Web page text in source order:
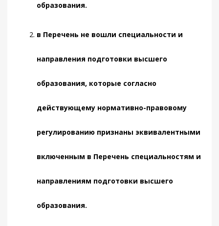
образования.
в Перечень не вошли специальности и
направления подготовки высшего
образования, которые согласно
действующему нормативно-правовому
регулированию признаны эквивалентными
включенным в Перечень специальностям и
направлениям подготовки высшего
образования.